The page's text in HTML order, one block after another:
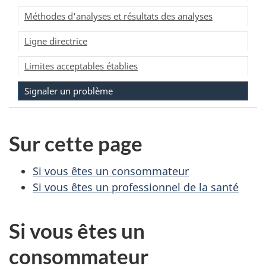
Méthodes d'analyses et résultats des analyses
Ligne directrice
Limites acceptables établies
Signaler un problème
Sur cette page
Si vous êtes un consommateur
Si vous êtes un professionnel de la santé
Si vous êtes un
consommateur